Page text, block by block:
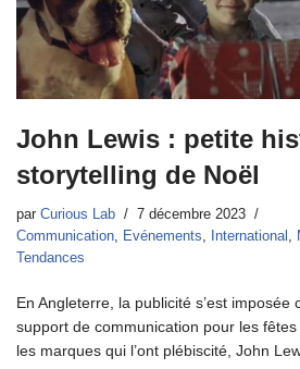
John Lewis : petite
storytelling de Noël
par Curious Lab
7 décembre 2023
Communication, Evénements, International ,
Tendances
En Angleterre, la publicité s’est imposée
support de communication pour les fêtes
les marques qui l’ont plébiscité, John